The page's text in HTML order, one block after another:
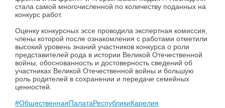
стала самой многочисленной по количеству поданных на
конкурс работ.
Оценку конкурсных эссе проводила экспертная комиссия,
члены которой после ознакомления с работами отметили
высокий уровень знаний участников конкурса о роли
представителей рода в истории Великой Отечественной
войны, обоснованность и достоверность сведений об
участниках Великой Отечественной войны и большую
роль родителей в сохранении и передаче семейных
ценностей.
#ОбщественнаяПалатаРеспубликиКарелия